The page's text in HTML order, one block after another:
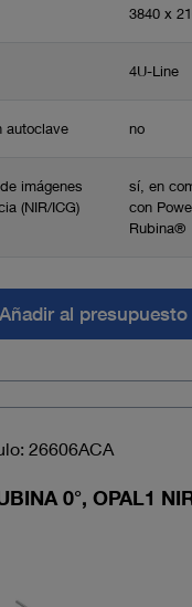
3840 x
4U-Line
autoclave no
imágenes
(NIR/ICG)
sí, en
con
Rubina®
Añadir al presupuesto
26606ACA
0°, OPAL1